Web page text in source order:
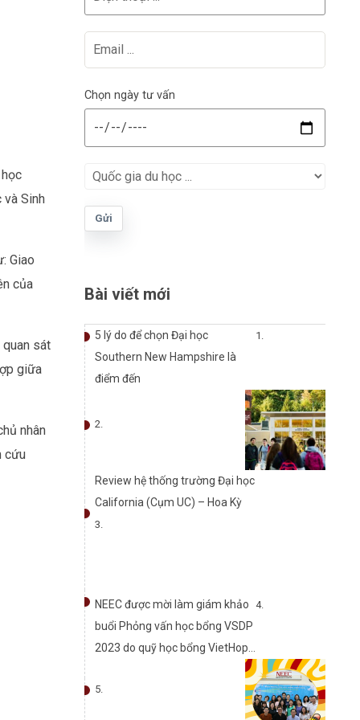
và Sinh
Giao
của
sát
giữa
nhân
cứu
Chọn ngày tư vấn
Gửi
Bài viết mới
5 lý do để chọn Đại học
Southern New Hampshire là
điểm đến
Review hệ thống trường Đại học
California (Cụm UC) – Hoa Kỳ
NEEC được mời làm giám khảo
buổi Phỏng vấn học bổng VSDP
2023 do quỹ học bổng VietHope